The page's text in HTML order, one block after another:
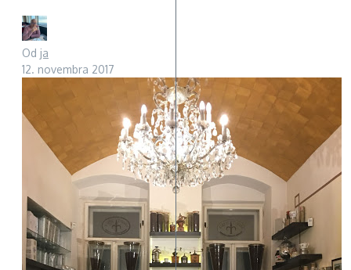
Od ja
12. novembra 2017